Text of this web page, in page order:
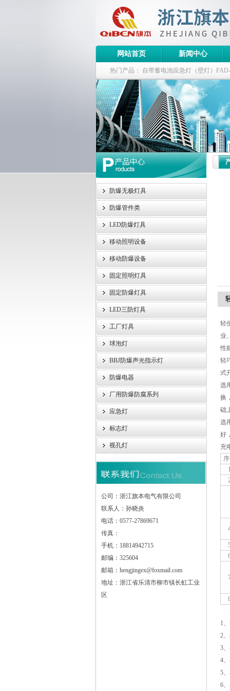
浙江旗本电气有限公司
网站首页 新闻中心
热门产品： 自带蓄电池应急灯（壁灯）
栏式无极灯 G9960-W120W长寿无极工厂
防爆泛光灯
防爆无极灯具
防爆管件类
LED防爆灯具
移动照明设备
移动防爆设备
固定照明灯具
固定防爆灯具
LED三防灯具
工厂灯具
球泡灯
BBJ防爆声光指示灯
防爆电器
厂用防爆防腐系列
应急灯
标志灯
视孔灯
公司：浙江旗本电气有限公司
联系人：孙晓炎
电话：0577-27869671
传真：
手机：18814942715
邮编：325604
邮箱：hengjingex@foxmail.com
地址：浙江省乐清市柳市镇长虹工业
区
轻
业
性
轻
式
选
换
础
选
好
充
1
2
3
4
5
6